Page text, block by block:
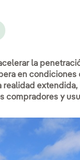
la
en
realidad
compradores y